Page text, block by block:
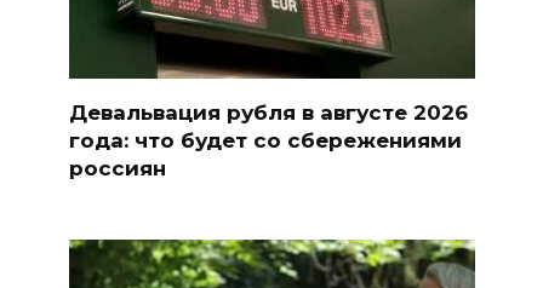
Девальвация рубля в августе 2026
года: что будет со сбережениями
россиян